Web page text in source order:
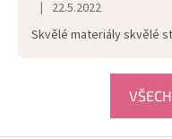
Hodnocení obchodu je 5 z
| 22.5.2022
Skvělé materiály skvělé